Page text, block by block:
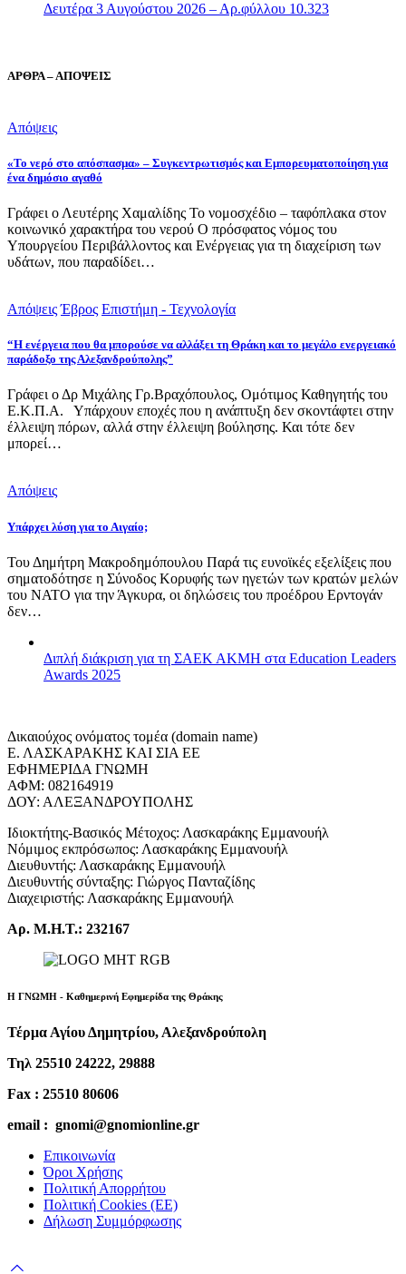
Δευτέρα 3 Αυγούστου 2026 – Αρ.φύλλου 10.323
ΑΡΘΡΑ – ΑΠΟΨΕΙΣ
Απόψεις
«Το νερό στο απόσπασμα» – Συγκεντρωτισμός και Εμπορευματοποίηση για
ένα δημόσιο αγαθό
Γράφει ο Λευτέρης Χαμαλίδης Το νομοσχέδιο – ταφόπλακα στον
κοινωνικό χαρακτήρα του νερού Ο πρόσφατος νόμος του
Υπουργείου Περιβάλλοντος και Ενέργειας για τη διαχείριση των
υδάτων, που παραδίδει…
Απόψεις Έβρος Επιστήμη - Τεχνολογία
“Η ενέργεια που θα μπορούσε να αλλάξει τη Θράκη και το μεγάλο ενεργειακό
παράδοξο της Αλεξανδρούπολης”
Γράφει ο Δρ Μιχάλης Γρ.Βραχόπουλος, Ομότιμος Καθηγητής του
Ε.Κ.Π.Α. Υπάρχουν εποχές που η ανάπτυξη δεν σκοντάφτει στην
έλλειψη πόρων, αλλά στην έλλειψη βούλησης. Και τότε δεν
μπορεί…
Απόψεις
Υπάρχει λύση για το Αιγαίο;
Του Δημήτρη Μακροδημόπουλου Παρά τις ευνοϊκές εξελίξεις που
σηματοδότησε η Σύνοδος Κορυφής των ηγετών των κρατών μελών
του ΝΑΤΟ για την Άγκυρα, οι δηλώσεις του προέδρου Ερντογάν
δεν…
Διπλή διάκριση για τη ΣΑΕΚ ΑΚΜΗ στα Education Leaders
Awards 2025
Δικαιούχος ονόματος τομέα (domain name)
Ε. ΛΑΣΚΑΡΑΚΗΣ ΚΑΙ ΣΙΑ ΕΕ
ΕΦΗΜΕΡΙΔΑ ΓΝΩΜΗ
ΑΦΜ: 082164919
ΔΟΥ: ΑΛΕΞΑΝΔΡΟΥΠΟΛΗΣ
Ιδιοκτήτης-Βασικός Μέτοχος: Λασκαράκης Εμμανουήλ
Νόμιμος εκπρόσωπος: Λασκαράκης Εμμανουήλ
Διευθυντής: Λασκαράκης Εμμανουήλ
Διευθυντής σύνταξης: Γιώργος Πανταζίδης
Διαχειριστής: Λασκαράκης Εμμανουήλ
Αρ. Μ.Η.Τ.: 232167
Η ΓΝΩΜΗ - Καθημερινή Εφημερίδα της Θράκης
Τέρμα Αγίου Δημητρίου, Αλεξανδρούπολη
Τηλ 25510 24222, 29888
Fax : 25510 80606
email : gnomi@gnomionline.gr
Επικοινωνία
Όροι Χρήσης
Πολιτική Απορρήτου
Πολιτική Cookies (ΕΕ)
Δήλωση Συμμόρφωσης